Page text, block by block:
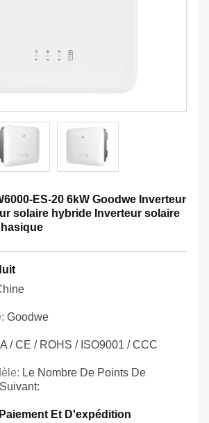
ES-20 6kW Goodwe Inverteur
solaire hybride Inverteur solaire
Goodwe
/ CE / ROHS / ISO9001 / CCC
Le Nombre De Points De
Et D'expédition